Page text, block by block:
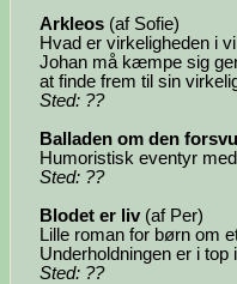
Arkleos (af Sofie)
Hvad er virkeligheden i
Johan må kæmpe sig
at finde frem til sin
Sted: ??
Balladen om den
Humoristisk eventyr
Sted: ??
Blodet er liv (af Per)
Lille roman for børn om
Underholdningen er i top
Sted: ??